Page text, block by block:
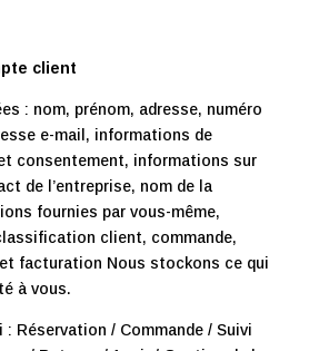
client
: nom, prénom, adresse, numéro
e-mail, informations de
consentement, informations sur
de l’entreprise, nom de la
fournies par vous-même,
client, commande,
facturation Nous stockons ce qui
à vous.
Réservation / Commande / Suivi